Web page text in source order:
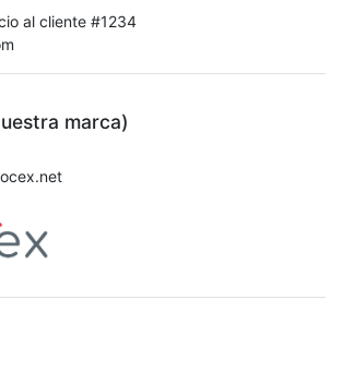
al cliente #1234
marca)